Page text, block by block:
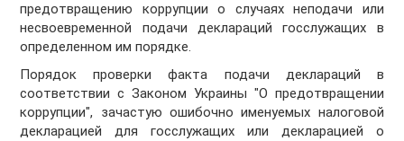
предотвращению коррупции о случаях неподачи или
несвоевременной подачи деклараций госслужащих в
определенном им порядке.
Порядок проверки факта подачи деклараций в
соответствии с Законом Украины "О предотвращении
коррупции", зачастую ошибочно именуемых налоговой
декларацией для госслужащих или декларацией о